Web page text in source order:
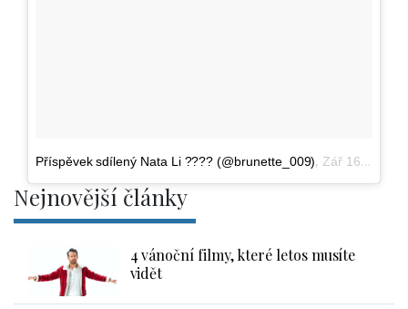
Příspěvek sdílený Nata Li ???? (@brunette_009),Zář 16, 2016 v 6:34 PDT
Nejnovější články
4 vánoční filmy, které letos musíte
vidět